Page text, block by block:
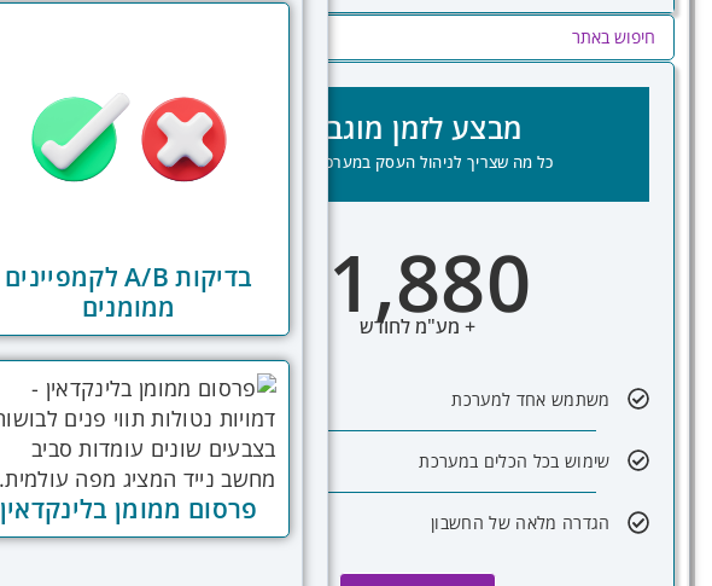
מבצע לזמן מוגבל
כל מה שצריך לניהול העסק במערכת אחת
1,880
+ מע"מ לחודש
משתמש אחד למערכת
שימוש בכל הכלים במערכת
הגדרה מלאה של החשבון
בדיקות A/B לקמפיינים
ממומנים
פרסום ממומן בלינקדאין